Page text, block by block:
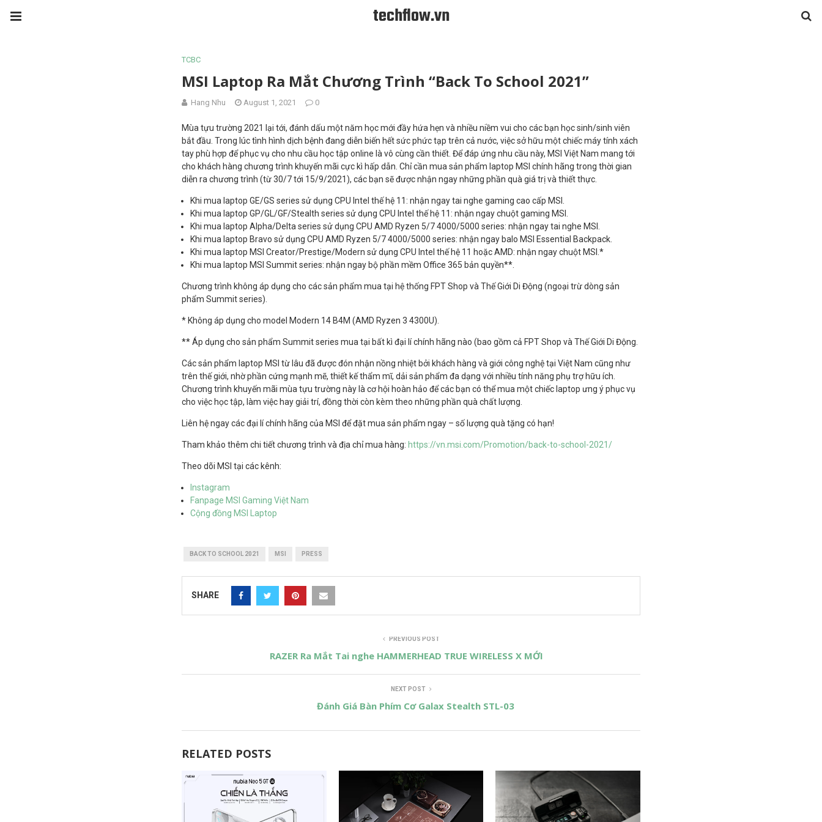
techflow.vn
TCBC
MSI Laptop Ra Mắt Chương Trình “Back To School 2021”
Hang Nhu August 1, 2021 0
Mùa tựu trường 2021 lại tới, đánh dấu một năm học mới đầy hứa hẹn và nhiều niềm vui cho các bạn học sinh/sinh viên
bắt đầu. Trong lúc tình hình dịch bệnh đang diễn biến hết sức phức tạp trên cả nước, việc sở hữu một chiếc máy tính xách
tay phù hợp để phục vụ cho nhu cầu học tập online là vô cùng cần thiết. Để đáp ứng nhu cầu này, MSI Việt Nam mang tới
cho khách hàng chương trình khuyến mãi cực kì hấp dẫn. Chỉ cần mua sản phẩm laptop MSI chính hãng trong thời gian
diễn ra chương trình (từ 30/7 tới 15/9/2021), các bạn sẽ được nhận ngay những phần quà giá trị và thiết thực.
Khi mua laptop GE/GS series sử dụng CPU Intel thế hệ 11: nhận ngay tai nghe gaming cao cấp MSI.
Khi mua laptop GP/GL/GF/Stealth series sử dụng CPU Intel thế hệ 11: nhận ngay chuột gaming MSI.
Khi mua laptop Alpha/Delta series sử dụng CPU AMD Ryzen 5/7 4000/5000 series: nhận ngay tai nghe MSI.
Khi mua laptop Bravo sử dụng CPU AMD Ryzen 5/7 4000/5000 series: nhận ngay balo MSI Essential Backpack.
Khi mua laptop MSI Creator/Prestige/Modern sử dụng CPU Intel thế hệ 11 hoặc AMD: nhận ngay chuột MSI.*
Khi mua laptop MSI Summit series: nhận ngay bộ phần mềm Office 365 bản quyền**.
Chương trình không áp dụng cho các sản phẩm mua tại hệ thống FPT Shop và Thế Giới Di Động (ngoại trừ dòng sản
phẩm Summit series).
* Không áp dụng cho model Modern 14 B4M (AMD Ryzen 3 4300U).
** Áp dụng cho sản phẩm Summit series mua tại bất kì đại lí chính hãng nào (bao gồm cả FPT Shop và Thế Giới Di Động.
Các sản phẩm laptop MSI từ lâu đã được đón nhận nồng nhiệt bởi khách hàng và giới công nghệ tại Việt Nam cũng như
trên thế giới, nhờ phần cứng mạnh mẽ, thiết kế thẩm mĩ, dải sản phẩm đa dạng với nhiều tính năng phụ trợ hữu ích.
Chương trình khuyến mãi mùa tựu trường này là cơ hội hoàn hảo để các bạn có thể mua một chiếc laptop ưng ý phục vụ
cho việc học tập, làm việc hay giải trí, đồng thời còn kèm theo những phần quà chất lượng.
Liên hệ ngay các đại lí chính hãng của MSI để đặt mua sản phẩm ngay – số lượng quà tặng có hạn!
Tham khảo thêm chi tiết chương trình và địa chỉ mua hàng: https://vn.msi.com/Promotion/back-to-school-2021/
Theo dõi MSI tại các kênh:
Instagram
Fanpage MSI Gaming Việt Nam
Cộng đồng MSI Laptop
BACK TO SCHOOL 2021 MSI PRESS
SHARE
PREVIOUS POST
RAZER Ra Mắt Tai nghe HAMMERHEAD TRUE WIRELESS X MỚI
NEXT POST
Đánh Giá Bàn Phím Cơ Galax Stealth STL-03
RELATED POSTS